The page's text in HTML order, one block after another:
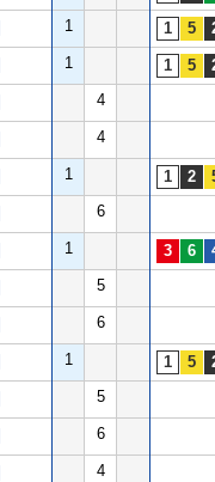
1
1
4
4
1
6
1
5
6
1
5
6
4